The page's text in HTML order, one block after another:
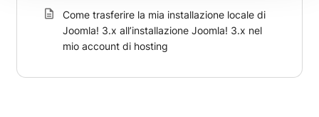
Come trasferire la mia installazione locale di
Joomla! 3.x all’installazione Joomla! 3.x nel
mio account di hosting